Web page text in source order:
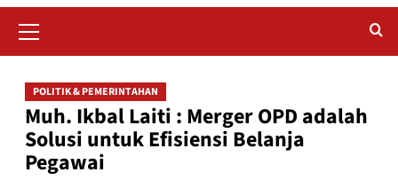
Menu
POLITIK & PEMERINTAHAN
Muh. Ikbal Laiti : Merger OPD adalah
Solusi untuk Efisiensi Belanja
Pegawai